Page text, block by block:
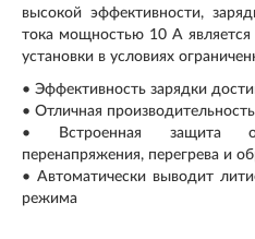
высокой эффективности,
тока мощностью 10 А
установки в условиях
• Эффективность зарядки
• Отличная
• Встроенная защита
перенапряжения, перегрева и
• Автоматически выводит
режима